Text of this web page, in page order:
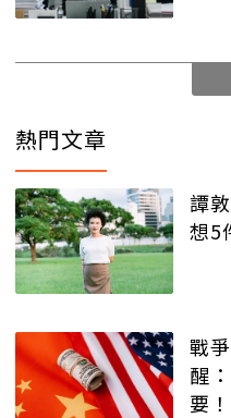
熱門文章
譚
想5
戰
醒
要！